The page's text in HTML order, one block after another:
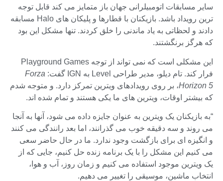
سایر مسابقات اتومبیلرانی جهان باز متمایز می کند قابل توجه
ترین رویداد باشد. بازیکنان با قطارها و پلیکان های Halo مسابقه
دادند و لحظاتی به یاد ماندنی را خلق کردند. تنها مشکل این بود
که هرگز برنگشتند.
این مشکلی است که نمی تواند از توجه Playground Games
فرار کند. تام دیلو، مدیر طراحی Level به IGN گفت:
Forza
Horizon 5، بر روی رویدادهای ویترین تمرکز دارد. و متوجه شدم
که بیشتر اوقات، ویترین های ما یکی هستند و تمام شده اند.
“به بازیکنان یک ویترین به عنوان جایزه داده می شود، آنها به آنجا
می روند و سه دقیقه خوب می گذرانند، اما بعد رانندگی می کنند
و انگیزه ای برای بازگشت وجود ندارد. ما در حال حاضر سعی
می کنیم این مشکل را با یک برنامه زنده حل کنیم، جایی که از
یک ویترین موجود استفاده می کنیم و زمان روز، آب و هوا،
انتخاب ماشین، موسیقی را تغییر می دهیم.